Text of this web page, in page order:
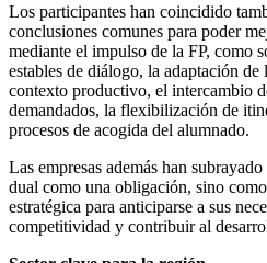
Los participantes han coincidido
conclusiones comunes para poder
mediante el impulso de la FP, como
estables de diálogo, la adaptación
contexto productivo, el intercambio
demandados, la flexibilización de
procesos de acogida del alumnado.
Las empresas además han
dual como una obligación, sino
estratégica para anticiparse a sus
competitividad y contribuir al